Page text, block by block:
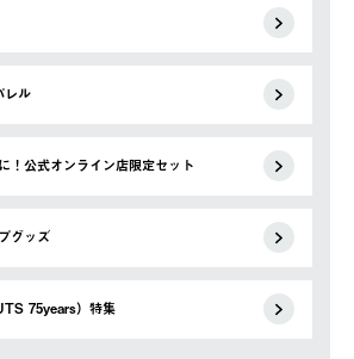
レル
！公式オンライン店限定セット
グッズ
75years）特集